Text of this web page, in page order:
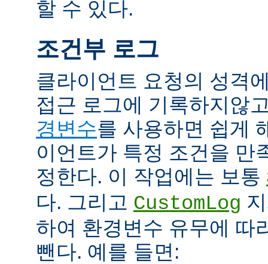
할 수 있다.
조건부 로그
클라이언트 요청의 성격
접근 로그에 기록하지않
경변수를 사용하면 쉽게
이언트가 특정 조건을 만
정한다. 이 작업에는 보통
다. 그리고 CustomLog
하여 환경변수 유무에 따
뺀다. 예를 들면: